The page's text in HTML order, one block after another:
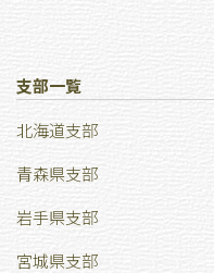
支部一覧
北海道支部
青森県支部
岩手県支部
宮城県支部